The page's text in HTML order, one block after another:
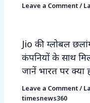
Leave a Comment/
Jio की ग्लोबल
कंपनियों के साथ
जानें भारत पर क्या
Leave a Comment/
timesnews360